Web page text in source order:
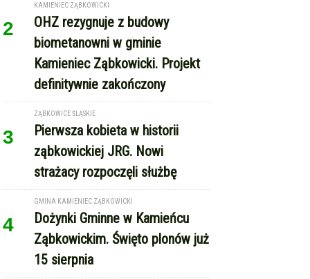
2
KAMIENIEC ZĄBKOWICKI
OHZ rezygnuje z budowy
biometanowni w gminie
Kamieniec Ząbkowicki. Projekt
definitywnie zakończony
3
ZĄBKOWICE ŚLĄSKIE
Pierwsza kobieta w historii
ząbkowickiej JRG. Nowi
strażacy rozpoczęli służbę
4
GMINA KAMIENIEC ZĄBKOWICKI
Dożynki Gminne w Kamieńcu
Ząbkowickim. Święto plonów już
15 sierpnia